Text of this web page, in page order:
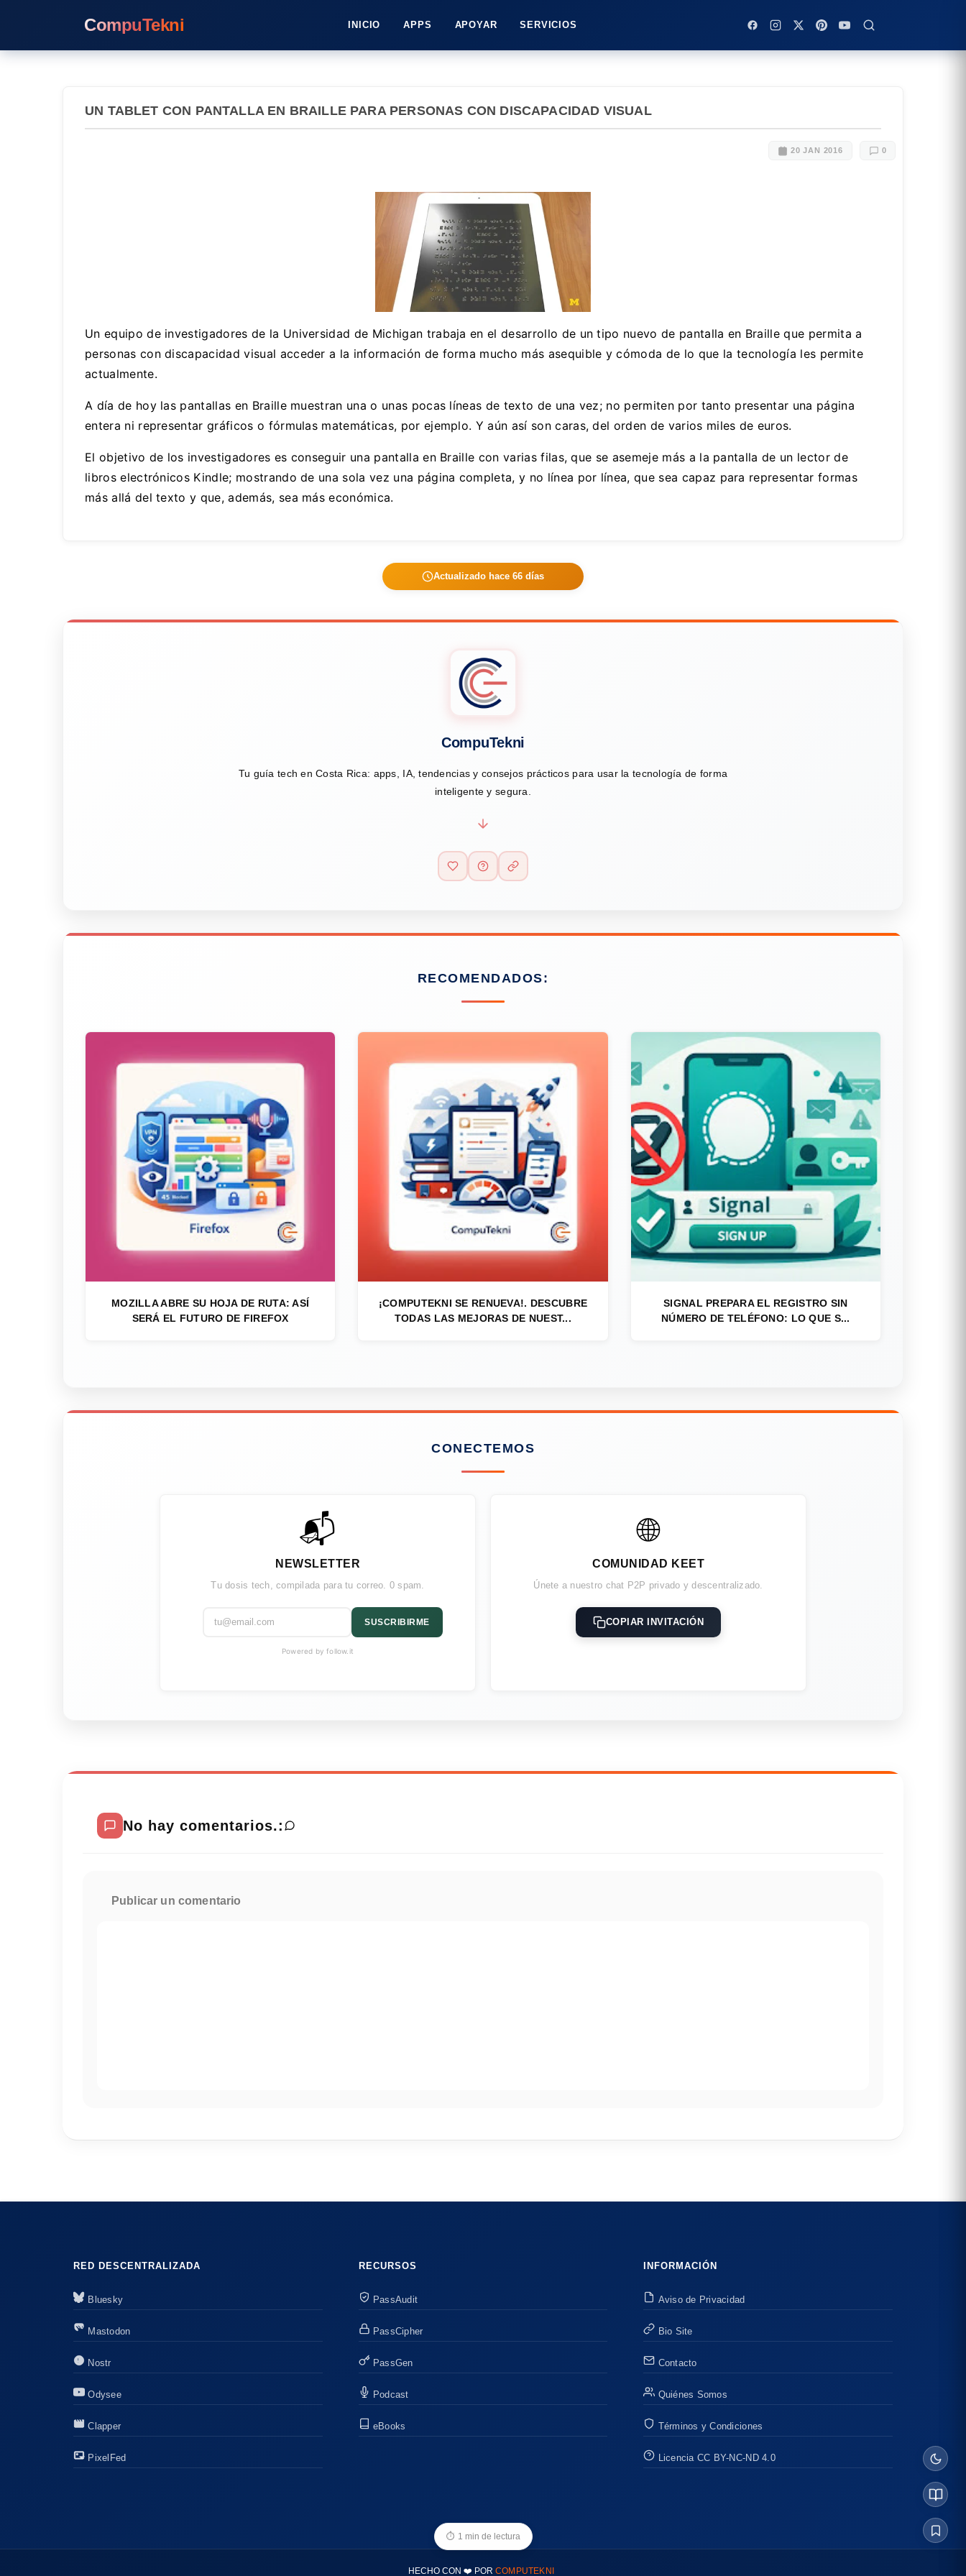
CompuTekni INICIO APPS APOYAR SERVICIOS
UN TABLET CON PANTALLA EN BRAILLE PARA PERSONAS CON DISCAPACIDAD VISUAL
20 JAN 2016 0
Un equipo de investigadores de la Universidad de Michigan trabaja en el desarrollo de un tipo nuevo de pantalla en Braille que permita a
personas con discapacidad visual acceder a la información de forma mucho más asequible y cómoda de lo que la tecnología les permite
actualmente.
A día de hoy las pantallas en Braille muestran una o unas pocas líneas de texto de una vez; no permiten por tanto presentar una página
entera ni representar gráficos o fórmulas matemáticas, por ejemplo. Y aún así son caras, del orden de varios miles de euros.
El objetivo de los investigadores es conseguir una pantalla en Braille con varias filas, que se asemeje más a la pantalla de un lector de
libros electrónicos Kindle; mostrando de una sola vez una página completa, y no línea por línea, que sea capaz para representar formas
más allá del texto y que, además, sea más económica.
Actualizado hace 66 días
CompuTekni
Tu guía tech en Costa Rica: apps, IA, tendencias y consejos prácticos para usar la tecnología de forma
inteligente y segura.
RECOMENDADOS:
MOZILLA ABRE SU HOJA DE RUTA: ASÍ
SERÁ EL FUTURO DE FIREFOX
¡COMPUTEKNI SE RENUEVA!. DESCUBRE
TODAS LAS MEJORAS DE NUEST...
SIGNAL PREPARA EL REGISTRO SIN
NÚMERO DE TELÉFONO: LO QUE S...
CONECTEMOS
📬
NEWSLETTER
Tu dosis tech, compilada para tu correo. 0 spam.
SUSCRIBIRME
Powered by follow.it
🌐
COMUNIDAD KEET
Únete a nuestro chat P2P privado y descentralizado.
COPIAR INVITACIÓN
No hay comentarios.:
Publicar un comentario
RED DESCENTRALIZADA
Bluesky
Mastodon
Nostr
Odysee
Clapper
PixelFed
RECURSOS
PassAudit
PassCipher
PassGen
Podcast
eBooks
INFORMACIÓN
Aviso de Privacidad
Bio Site
Contacto
Quiénes Somos
Términos y Condiciones
Licencia CC BY-NC-ND 4.0
HECHO CON ❤️ POR COMPUTEKNI
⏱ 1 min de lectura